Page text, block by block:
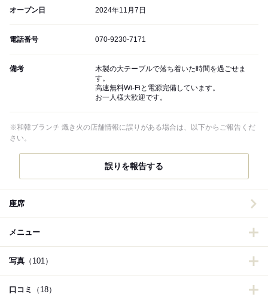
オープン日 2024年11月7日
電話番号 070-9230-7171
備考
木製の大テーブルで落ち着いた時間を過ごせま
す。
高速無料Wi-Fiと電源完備しています。
お一人様大歓迎です。
※和韓ブランチ 熾き火の店舗情報に誤りがある場合は、以下からご報告くだ
さい。
誤りを報告する
座席
メニュー
写真 （101）
口コミ （18）